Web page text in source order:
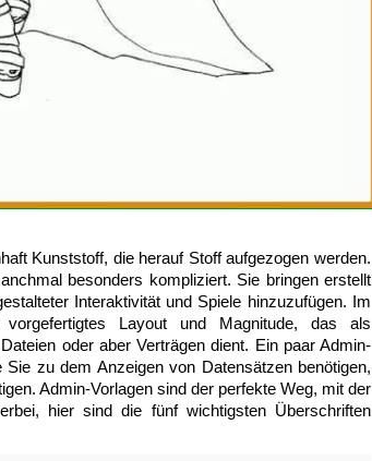
Kunststoff, die herauf Stoff aufgezogen werden.
besonders kompliziert. Sie bringen erstellt
Interaktivität und Spiele hinzuzufügen. Im
Layout und Magnitude, das als
oder aber Verträgen dient. Ein paar Admin-
zu dem Anzeigen von Datensätzen benötigen,
Admin-Vorlagen sind der perfekte Weg, mit der
hier sind die fünf wichtigsten Überschriften